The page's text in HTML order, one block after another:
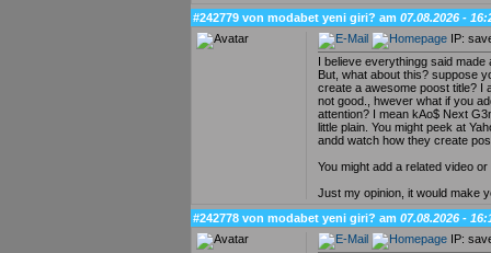
#242779 von modabet yeni giri? am 07.08.2026 -
IP:
I believe everythingg said made
But, what about this? suppose
create a awesome poost title? I
not good., hwever what if you
attention? I mean kAo$ Next
little plain. You might peek at
andd watch how they create
You might add a related video
Just my opinion, it would make
#242778 von modabet yeni giri? am 07.08.2026 -
IP: